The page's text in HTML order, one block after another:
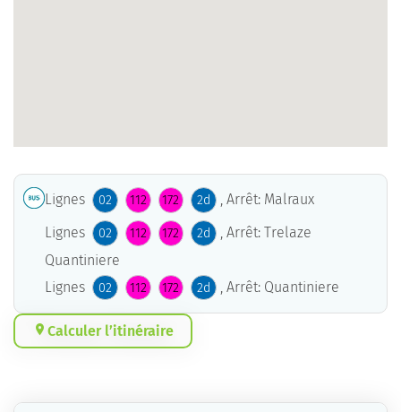
Lignes 02 112 172 2d
, Arrêt: Malraux
Lignes
02 112 172 2d
, Arrêt: Trelaze
Quantiniere
Lignes
02 112 172 2d , Arrêt: Quantiniere
Calculer l’itinéraire